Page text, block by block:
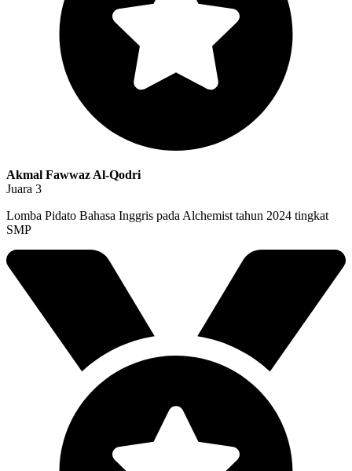
Akmal Fawwaz Al-Qodri
Juara 3
Lomba Pidato Bahasa Inggris pada Alchemist tahun 2024 tingkat
SMP